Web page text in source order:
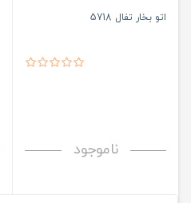
اتو بخار تفال 5718
ناموجود